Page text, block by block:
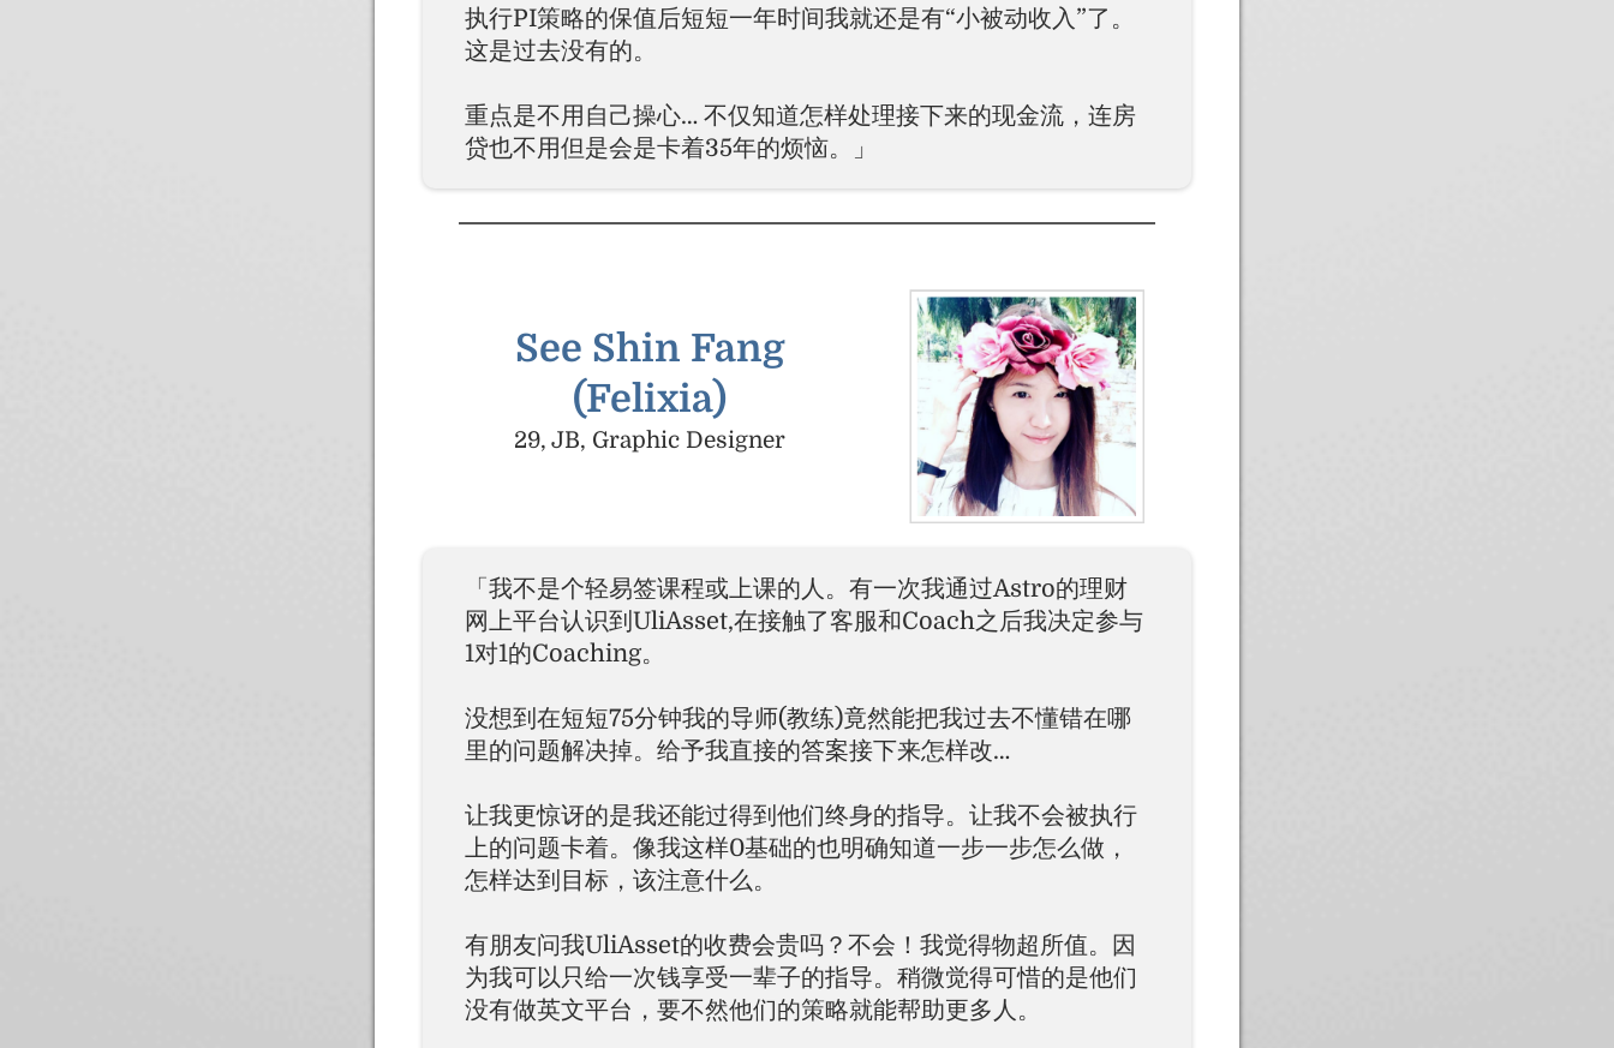
执行PI策略的保值后短短一年时间我就还是有“小被动收入”了。
这是过去没有的。
重点是不用自己操心… 不仅知道怎样处理接下来的现金流，连房
贷也不用但是会是卡着35年的烦恼。」
See Shin Fang
(Felixia)
29, JB, Graphic Designer
「我不是个轻易签课程或上课的人。有一次我通过Astro的理财
网上平台认识到UliAsset,在接触了客服和Coach之后我决定参与
1对1的Coaching。
没想到在短短75分钟我的导师(教练)竟然能把我过去不懂错在哪
里的问题解决掉。给予我直接的答案接下来怎样改…
让我更惊讶的是我还能过得到他们终身的指导。让我不会被执行
上的问题卡着。像我这样0基础的也明确知道一步一步怎么做，
怎样达到目标，该注意什么。
有朋友问我UliAsset的收费会贵吗？不会！我觉得物超所值。因
为我可以只给一次钱享受一辈子的指导。稍微觉得可惜的是他们
没有做英文平台，要不然他们的策略就能帮助更多人。